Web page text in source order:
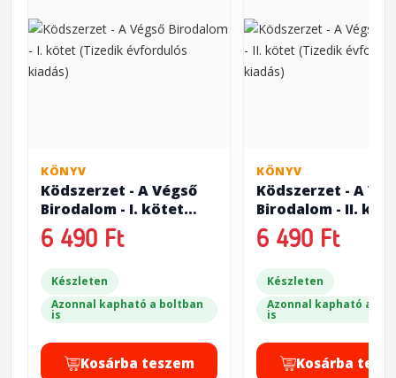
KÖNYV
Ködszerzet - A Végső
Birodalom - I. kötet
(Tizedik évfordulós
kiadás)
6 490 Ft
Készleten
Azonnal kapható a boltban
is
Kosárba teszem
KÖNYV
Ködszerzet - A
Birodalom - II.
(Tizedik
kiadás)
6 490 Ft
Készleten
Azonnal kapható a
is
Kosárba